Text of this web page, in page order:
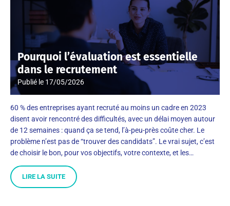
Pourquoi l’évaluation est essentielle
dans le recrutement
Publié le 17/05/2026
60 % des entreprises ayant recruté au moins un cadre en 2023
disent avoir rencontré des difficultés, avec un délai moyen autour
de 12 semaines : quand ça se tend, l’à-peu-près coûte cher. Le
problème n’est pas de “trouver des candidats”. Le vrai sujet, c’est
de choisir le bon, pour vos objectifs, votre contexte, et les…
LIRE LA SUITE